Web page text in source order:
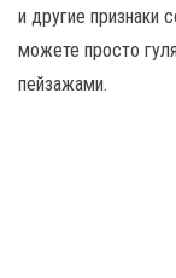
и другие признаки
можете просто
пейзажами.